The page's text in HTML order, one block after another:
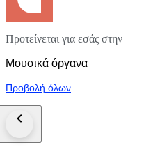
Προτείνεται για εσάς στην
Μουσικά όργανα
Προβολή όλων